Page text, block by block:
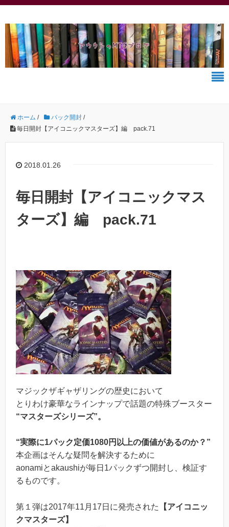
ホーム / パック開封 /
毎日開封【アイコニックマスターズ】編 pack.71
2018.01.26
毎日開封【アイコニックマス
ターズ】編 pack.71
マジックザギャザリングの歴史において
とりわけ豪華なラインナップで話題の特殊ブースター
“マスターズシリーズ”。
“実際に1パック定価1080円以上の価値があるのか？”
本企画はそんな疑問を解決するために
aonamiとakaushiが毎日1パックずつ開封し、検証す
るものです。
第１弾は2017年11月17日に発売された
【アイコニッ
クマスターズ】